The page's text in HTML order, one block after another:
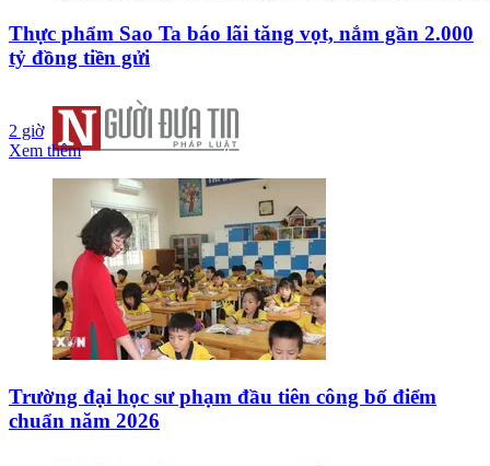
Thực phẩm Sao Ta báo lãi tăng vọt, nắm gần 2.000
tỷ đồng tiền gửi
2 giờ
Xem thêm
Trường đại học sư phạm đầu tiên công bố điểm
chuẩn năm 2026